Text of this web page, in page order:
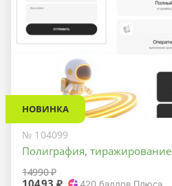
НОВИНКА
№ 104099
Полиграфия, тиражирование
14990 ₽
10493 ₽ 420 баллов Плюса